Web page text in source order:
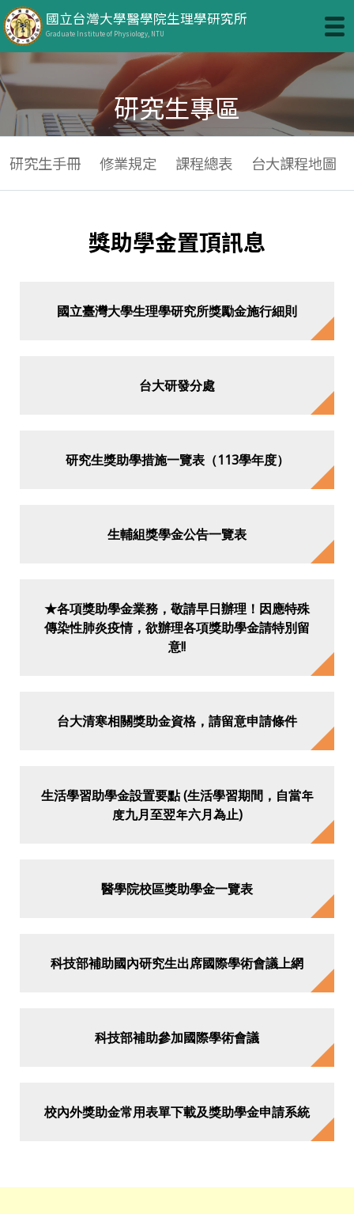
國立台灣大學醫學院生理學研究所
Graduate Institute of Physiology, NTU
研究生專區
研究生手冊 修業規定 課程總表 台大課程地圖
獎助學金置頂訊息
國立臺灣大學生理學研究所獎勵金施行細則
台大研發分處
研究生獎助學措施一覽表（113學年度）
生輔組獎學金公告一覽表
★各項獎助學金業務，敬請早日辦理！因應特殊
傳染性肺炎疫情，欲辦理各項獎助學金請特別留
意!!
台大清寒相關獎助金資格，請留意申請條件
生活學習助學金設置要點 (生活學習期間，自當年
度九月至翌年六月為止)
醫學院校區獎助學金一覽表
科技部補助國內研究生出席國際學術會議上網
科技部補助參加國際學術會議
校內外獎助金常用表單下載及獎助學金申請系統